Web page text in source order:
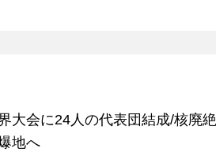
大会に24人の代表団結成/核廃
地へ